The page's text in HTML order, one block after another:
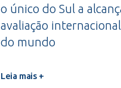
o único do Sul a
avaliação
do mundo
Leia mais +